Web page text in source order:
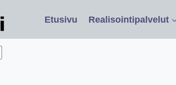
Etusivu Realisointipalvelut